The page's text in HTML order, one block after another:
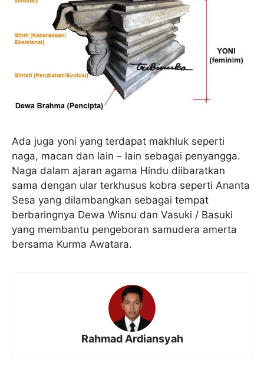
Ada juga yoni yang terdapat makhluk seperti
naga, macan dan lain – lain sebagai penyangga.
Naga dalam ajaran agama Hindu diibaratkan
sama dengan ular terkhusus kobra seperti Ananta
Sesa yang dilambangkan sebagai tempat
berbaringnya Dewa Wisnu dan Vasuki / Basuki
yang membantu pengeboran samudera amerta
bersama Kurma Awatara.
Rahmad Ardiansyah